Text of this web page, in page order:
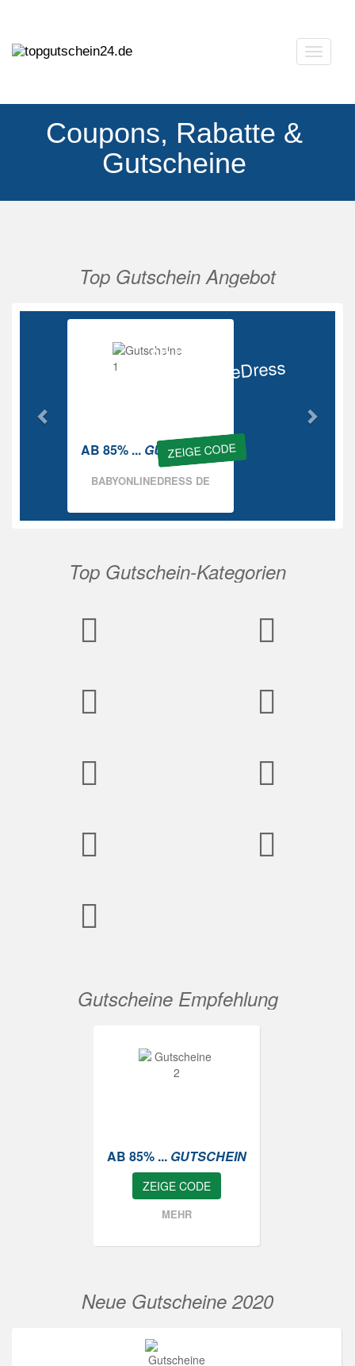
Coupons, Rabatte &
Gutscheine
Top Gutschein Angebot
Ab 85%
BabyOnlineDress
ZEIGE CODE
AB 85% ... GUTSCHEIN
BABYONLINEDRESS DE
Vorherige
Top Gutschein-Kategorien
Gutscheine Empfehlung
AB 85% ... GUTSCHEIN
ZEIGE CODE
MEHR
Neue Gutscheine 2020